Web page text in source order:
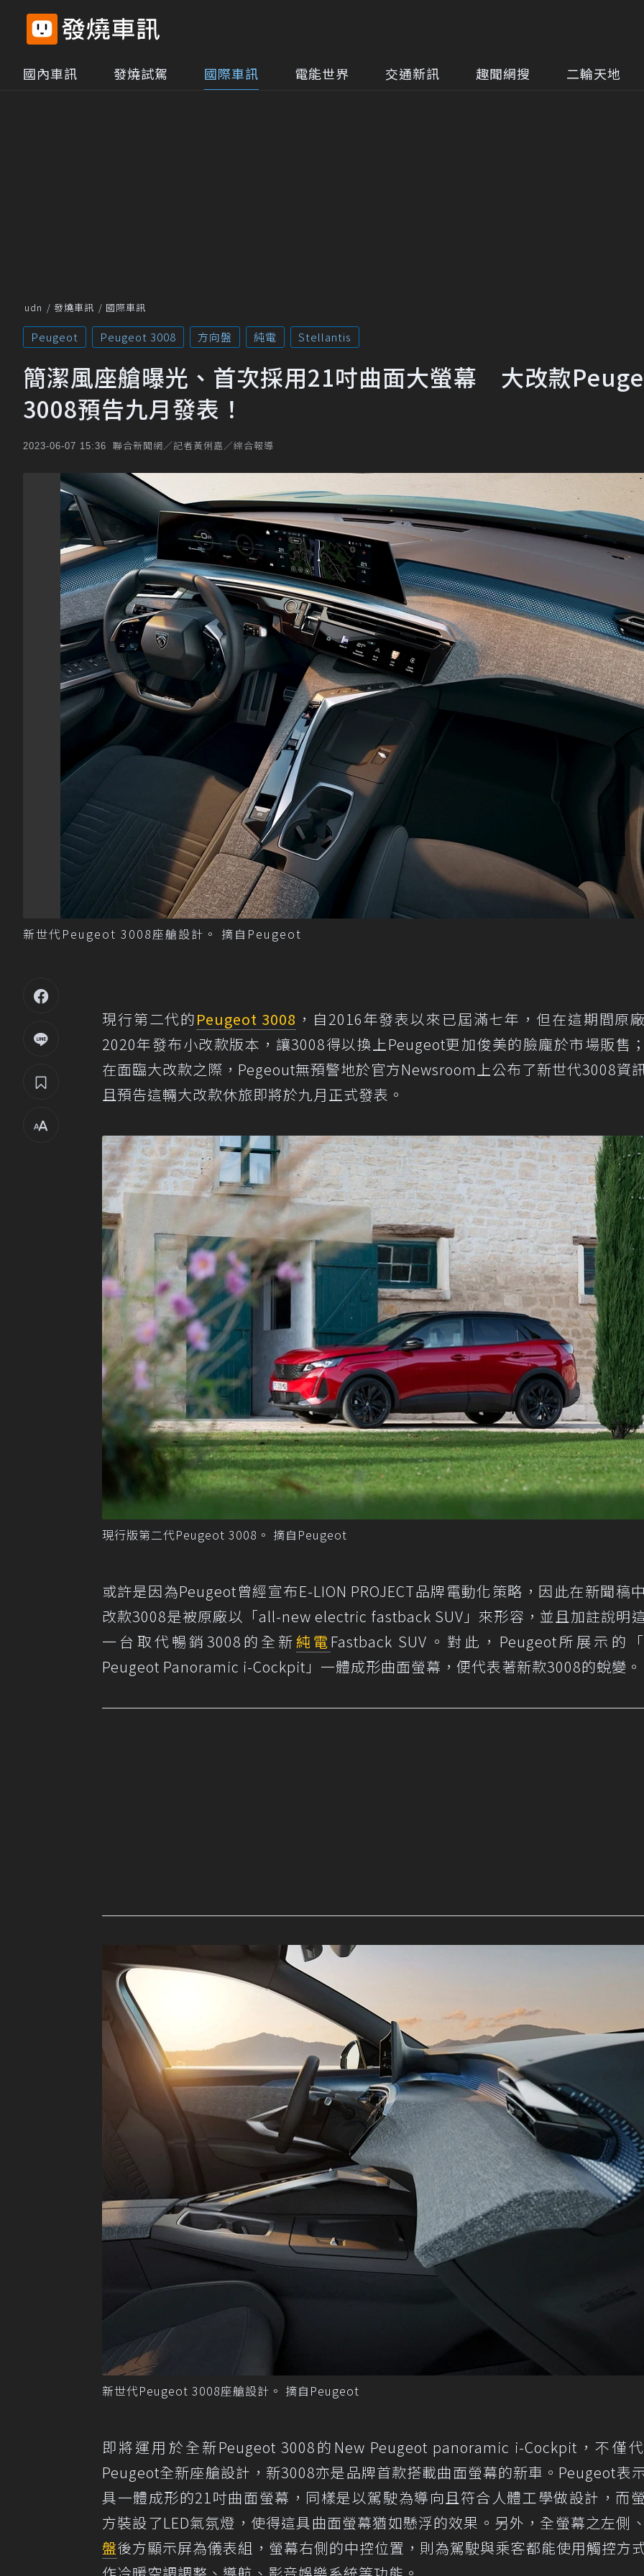
國內車訊 發燒試駕 國際車訊 電能世界 交通新訊 趣聞網搜 二輪天地
udn 發燒車訊 國際車訊
Peugeot Peugeot 3008 方向盤 純電 Stellantis
簡潔風座艙曝光、首次採用21吋曲面大螢幕 大改款
3008預告九月發表！
2023-06-07 15:36 聯合新聞網／記者黃俐嘉／綜合報導
新世代Peugeot 3008座艙設計。 摘自Peugeot
現行第二代的Peugeot 3008 ，自2016年發表以來已屆滿七年，但在這期間原
2020年發布小改款版本，讓3008得以換上Peugeot更加俊美的臉龐於市場販售
在面臨大改款之際，Pegeout無預警地於官方Newsroom上公布了新世代3008資
且預告這輛大改款休旅即將於九月正式發表。
現行版第二代Peugeot 3008。 摘自Peugeot
或許是因為Peugeot曾經宣布E-LION PROJECT品牌電動化策略，因此在新聞稿
改款3008是被原廠以「all-new electric fastback SUV」來形容，並且加註說明
一台取代暢銷3008的全新純電 Fastback SUV。對此，Peugeot所展示的
Peugeot Panoramic i-Cockpit」一體成形曲面螢幕，便代表著新款3008的蛻變。
新世代Peugeot 3008座艙設計。 摘自Peugeot
即將運用於全新Peugeot 3008的New Peugeot panoramic i-Cockpit，不僅
Peugeot全新座艙設計，新3008亦是品牌首款搭載曲面螢幕的新車。Peugeot表
具一體成形的21吋曲面螢幕，同樣是以駕駛為導向且符合人體工學做設計，而
方裝設了LED氣氛燈，使得這具曲面螢幕猶如懸浮的效果。另外，全螢幕之左側
盤後方顯示屏為儀表組，螢幕右側的中控位置，則為駕駛與乘客都能使用觸控方